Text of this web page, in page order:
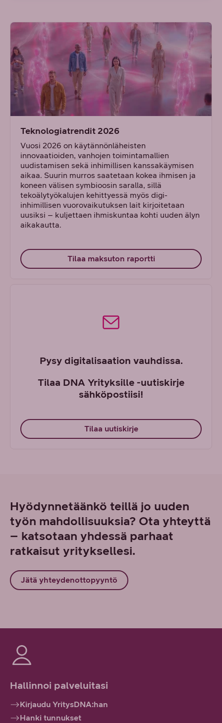
Teknologiatrendit 2026
Vuosi 2026 on käytännönläheisten
innovaatioiden, vanhojen toimintamallien
uudistamisen sekä inhimillisen kanssakäymisen
aikaa. Suurin murros saatetaan kokea ihmisen ja
koneen välisen symbioosin saralla, sillä
tekoälytyökalujen kehittyessä myös digi-
inhimillisen vuorovaikutuksen lait kirjoitetaan
uusiksi – kuljettaen ihmiskuntaa kohti uuden älyn
aikakautta.
Tilaa maksuton raportti
Pysy digitalisaation vauhdissa.
Tilaa DNA Yrityksille -uutiskirje
sähköpostiisi!
Tilaa uutiskirje
Hyödynnetäänkö teillä jo uuden
työn mahdollisuuksia? Ota yhteyttä
– katsotaan yhdessä parhaat
ratkaisut yrityksellesi.
Jätä yhteydenottopyyntö
Hallinnoi palveluitasi
Kirjaudu YritysDNA:han
Hanki tunnukset